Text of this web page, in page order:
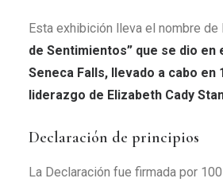
Esta exhibición lleva el nombre de
de Sentimientos” que se dio en
Seneca Falls, llevado a cabo en
liderazgo de Elizabeth Cady
Declaración de principios
La Declaración fue firmada por